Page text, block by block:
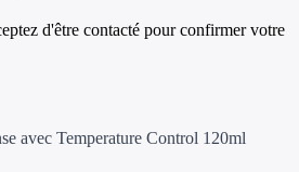
d'être contacté pour confirmer votre
avec Temperature Control 120ml